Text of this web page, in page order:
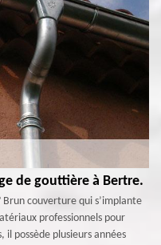
de gouttière à Bertre.
couverture qui s’implante
professionnels pour
possède plusieurs années